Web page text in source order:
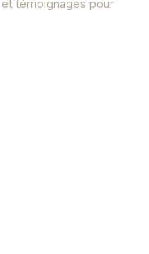
témoignages pour